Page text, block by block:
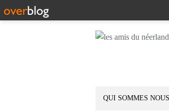
QUI SOMMES